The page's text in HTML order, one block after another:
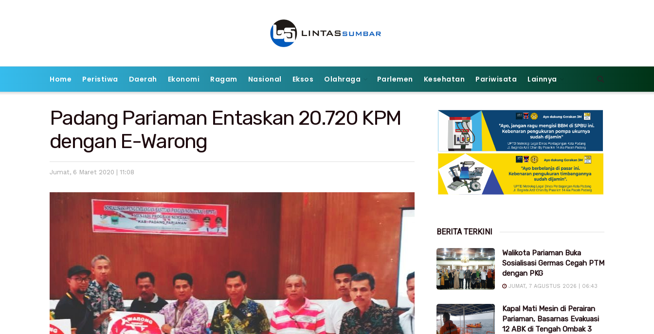
Home Peristiwa Daerah Ekonomi Ragam Nasional Eksos Olahraga Parlemen Kesehatan Pariwisata Lainnya
Padang Pariaman Entaskan 20.720 KPM
dengan E-Warong
Jumat, 6 Maret 2020 | 11:08
BERITA TERKINI
Walikota Pariaman Buka
Sosialisasi Germas Cegah PTM
dengan PKG
JUMAT, 7 AGUSTUS 2026 | 06:43
Kapal Mati Mesin di Perairan
Pariaman, Basarnas Evakuasi
12 ABK di Tengah Ombak 3